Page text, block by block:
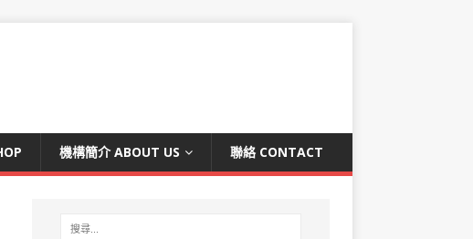
機構簡介 ABOUT US 聯絡 CONTACT